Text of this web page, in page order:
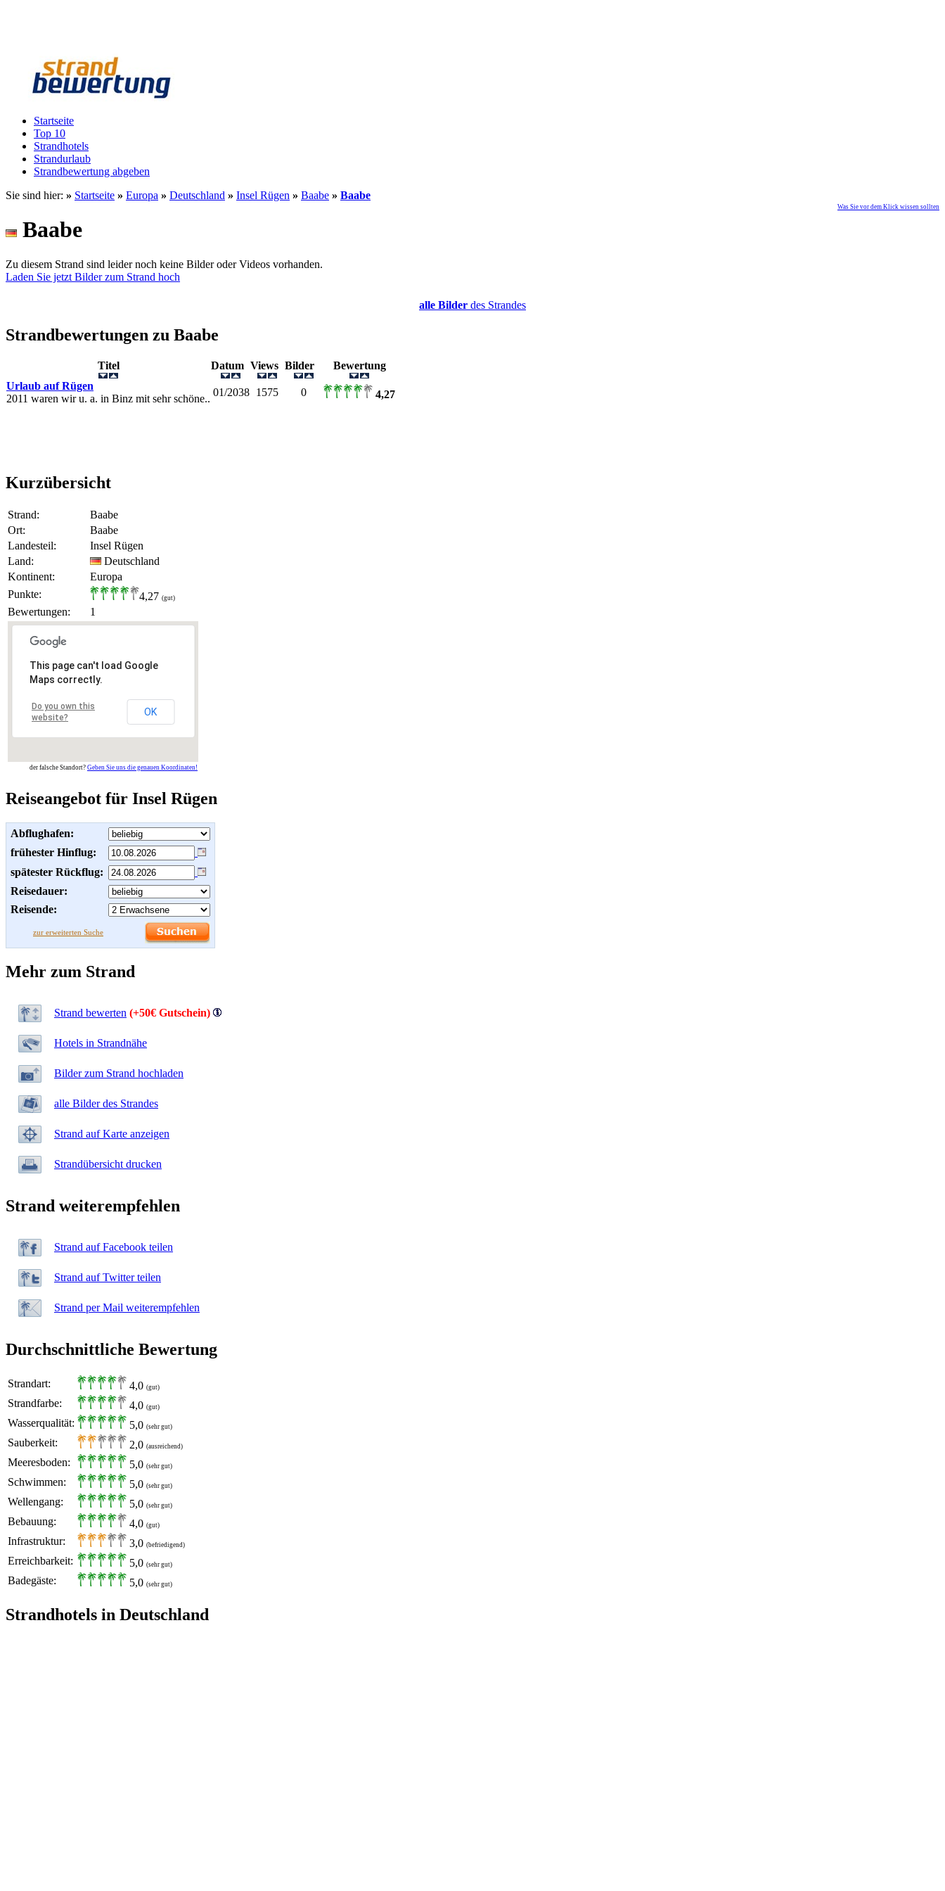
Startseite
Top 10
Strandhotels
Strandurlaub
Strandbewertung abgeben
Was Sie vor dem Klick wissen sollten
Sie sind hier: » Startseite » Europa » Deutschland » Insel Rügen » Baabe » Baabe
Baabe
Zu diesem Strand sind leider noch keine Bilder oder Videos vorhanden.
Laden Sie jetzt Bilder zum Strand hoch
alle Bilder des Strandes
Strandbewertungen zu Baabe
Titel Datum Views Bilder
Bewertung
Urlaub auf Rügen
2011 waren wir u. a. in Binz mit sehr schöne..
01/2038 1575 0 4,27
Kurzübersicht
Strand:
Baabe
Ort:
Baabe
Landesteil:
Insel Rügen
Land:
Deutschland
Kontinent:
Europa
Punkte:
4,27 (gut)
Bewertungen: 1
This page can't load Google
Maps correctly.
Do you own this
website?
OK
der falsche Standort? Geben Sie uns die genauen Koordinaten!
Reiseangebot für Insel Rügen
Abflughafen:
frühester Hinflug:
spätester Rückflug:
Reisedauer:
Reisende:
zur erweiterten Suche
Mehr zum Strand
Strand bewerten (+50€ Gutschein)
Hotels in Strandnähe
Bilder zum Strand hochladen
alle Bilder des Strandes
Strand auf Karte anzeigen
Strandübersicht drucken
Strand weiterempfehlen
Strand auf Facebook teilen
Strand auf Twitter teilen
Strand per Mail weiterempfehlen
Durchschnittliche Bewertung
Strandart: 4,0 (gut)
Strandfarbe: 4,0 (gut)
Wasserqualität: 5,0 (sehr gut)
Sauberkeit: 2,0 (ausreichend)
Meeresboden: 5,0 (sehr gut)
Schwimmen: 5,0 (sehr gut)
Wellengang: 5,0 (sehr gut)
Bebauung: 4,0 (gut)
Infrastruktur: 3,0 (befriedigend)
Erreichbarkeit: 5,0 (sehr gut)
Badegäste: 5,0 (sehr gut)
Strandhotels in Deutschland